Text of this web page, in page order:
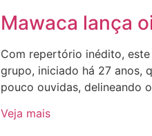
Mawaca lança
Com repertório inédito,
grupo, iniciado há 27 anos,
pouco ouvidas, delineando
Veja mais